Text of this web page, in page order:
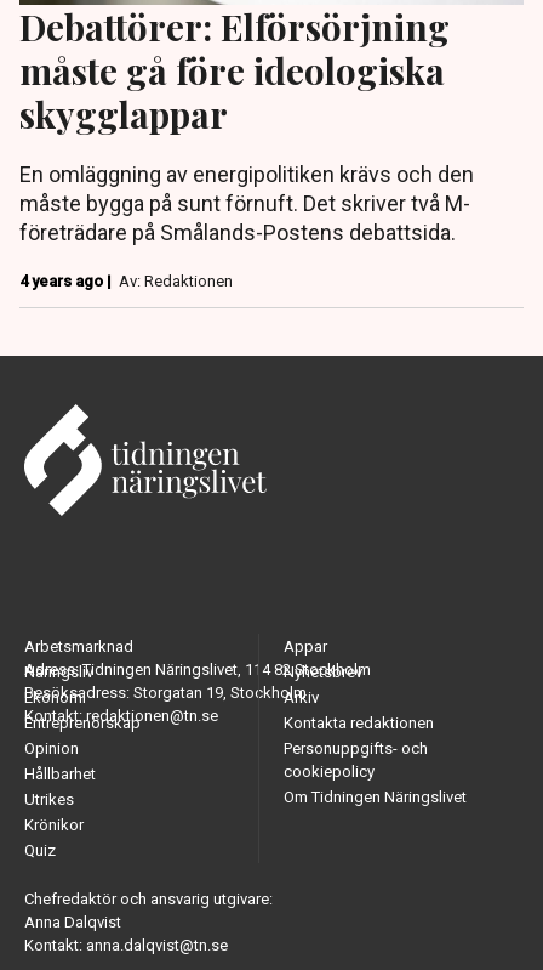
Debattörer: Elförsörjning
måste gå före ideologiska
skygglappar
En omläggning av energipolitiken krävs och den
måste bygga på sunt förnuft. Det skriver två M-
företrädare på Smålands-Postens debattsida.
4 years ago | Av: Redaktionen
Adress: Tidningen Näringslivet, 114 82 Stockholm
Besöksadress: Storgatan 19, Stockholm
Kontakt: redaktionen@tn.se
Arbetsmarknad
Näringsliv
Ekonomi
Entreprenörskap
Opinion
Hållbarhet
Utrikes
Krönikor
Quiz
Appar
Nyhetsbrev
Arkiv
Kontakta redaktionen
Personuppgifts- och
cookiepolicy
Om Tidningen Näringslivet
Chefredaktör och ansvarig utgivare:
Anna Dalqvist
Kontakt: anna.dalqvist@tn.se